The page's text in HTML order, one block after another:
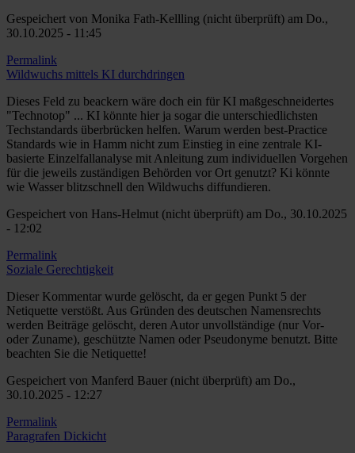
Gespeichert von Monika Fath-Kellling (nicht überprüft) am Do.,
30.10.2025 - 11:45
Permalink
Wildwuchs mittels KI durchdringen
Dieses Feld zu beackern wäre doch ein für KI maßgeschneidertes
"Technotop" ... KI könnte hier ja sogar die unterschiedlichsten
Techstandards überbrücken helfen. Warum werden best-Practice
Standards wie in Hamm nicht zum Einstieg in eine zentrale KI-
basierte Einzelfallanalyse mit Anleitung zum individuellen Vorgehen
für die jeweils zuständigen Behörden vor Ort genutzt? Ki könnte
wie Wasser blitzschnell den Wildwuchs diffundieren.
Gespeichert von Hans-Helmut (nicht überprüft) am Do., 30.10.2025
- 12:02
Permalink
Soziale Gerechtigkeit
Dieser Kommentar wurde gelöscht, da er gegen Punkt 5 der
Netiquette verstößt. Aus Gründen des deutschen Namensrechts
werden Beiträge gelöscht, deren Autor unvollständige (nur Vor-
oder Zuname), geschützte Namen oder Pseudonyme benutzt. Bitte
beachten Sie die Netiquette!
Gespeichert von Manferd Bauer (nicht überprüft) am Do.,
30.10.2025 - 12:27
Permalink
Paragrafen Dickicht